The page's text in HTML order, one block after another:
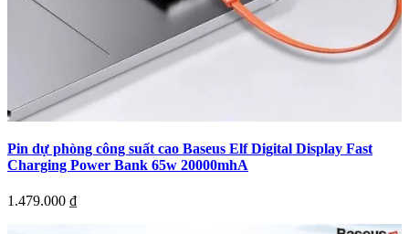
Pin dự phòng công suất cao Baseus Elf Digital Display Fast
Charging Power Bank 65w 20000mhA
1.479.000 ₫